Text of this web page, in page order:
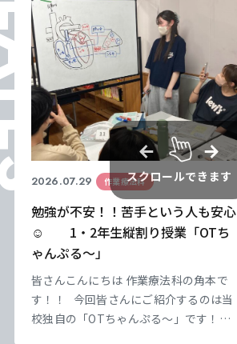
2026.07.29 作業療法科
勉強が不安！！苦手という人も安心
☺ 1・2年生縦割り授業「OTち
ゃんぷる～」
皆さんこんにちは 作業療法科の角本で
す！！ 今回皆さんにご紹介するのは当
校独自の「OTちゃんぷる～」です！！
スクロールできます